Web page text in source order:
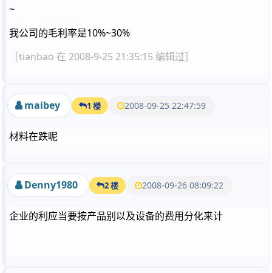
~
我公司的毛利率是10%~30%
［tianbao 在 2008-9-25 21:35:15 编辑过］
maibey 1 楼 2008-09-25 22:47:59
材料在跌呢
Denny1980 2 楼 2008-09-26 08:09:22
企业的利应当要按产品别以及设备的费用分化来计